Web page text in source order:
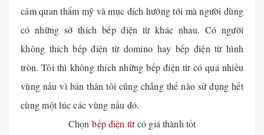
cảm quan thẩm mỹ và mục đích hướng tới mà người dùng
có những sở thích bếp điện từ khác nhau. Có người
không thích bếp điện từ domino hay bếp điện từ hình
tròn. Tôi thì không thích những bếp điện từ có quá nhiều
vùng nấu vì bản thân tôi cũng chẳng thể nào sử dụng hết
cùng một lúc các vùng nấu đó.
Chọnbếp điện từcó giá thành tốt